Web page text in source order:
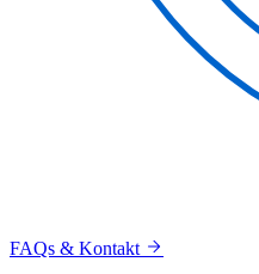
FAQs & Kontakt